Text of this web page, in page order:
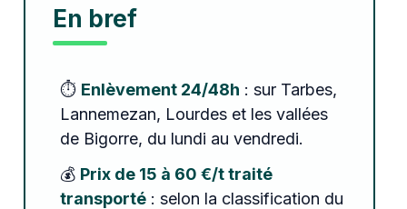
En bref
⏱️ Enlèvement 24/48h : sur Tarbes,
Lannemezan, Lourdes et les vallées
de Bigorre, du lundi au vendredi.
💰 Prix de 15 à 60 €/t traité
transporté: selon la classification du